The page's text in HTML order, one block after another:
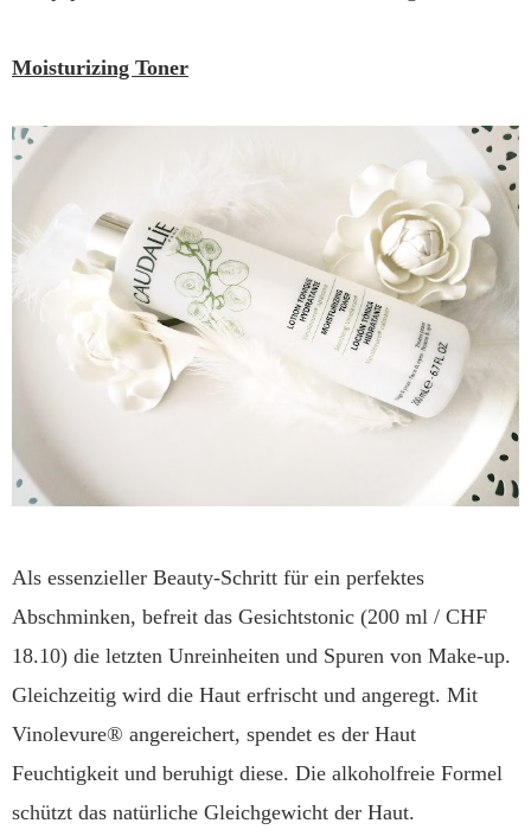
Moisturizing Toner
Als essenzieller Beauty-Schritt für ein perfektes
Abschminken, befreit das Gesichtstonic (200 ml / CHF
18.10) die letzten Unreinheiten und Spuren von Make-up.
Gleichzeitig wird die Haut erfrischt und angeregt. Mit
Vinolevure® angereichert, spendet es der Haut
Feuchtigkeit und beruhigt diese. Die alkoholfreie Formel
schützt das natürliche Gleichgewicht der Haut.